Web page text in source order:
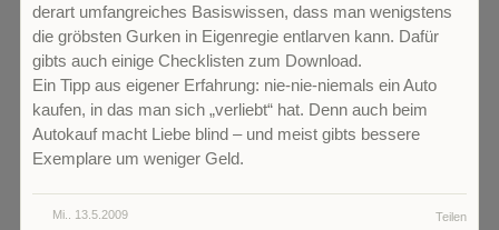
derart umfangreiches Basiswissen, dass man wenigstens
die gröbsten Gurken in Eigenregie entlarven kann. Dafür
gibts auch einige Checklisten zum Download.
Ein Tipp aus eigener Erfahrung: nie-nie-niemals ein Auto
kaufen, in das man sich „verliebt“ hat. Denn auch beim
Autokauf macht Liebe blind – und meist gibts bessere
Exemplare um weniger Geld.
Teilen
Mi.. 13.5.2009